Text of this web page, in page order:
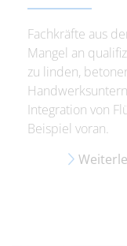
Fachkräfte aus
Mangel an
zu linden,
Integration von
Beispiel voran.